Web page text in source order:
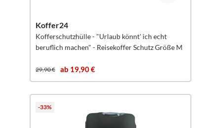
Koffer24
Kofferschutzhülle - "Urlaub könnt' ich echt
beruflich machen" - Reisekoffer Schutz Größe M
29,90 € ab 19,90 €
-33%